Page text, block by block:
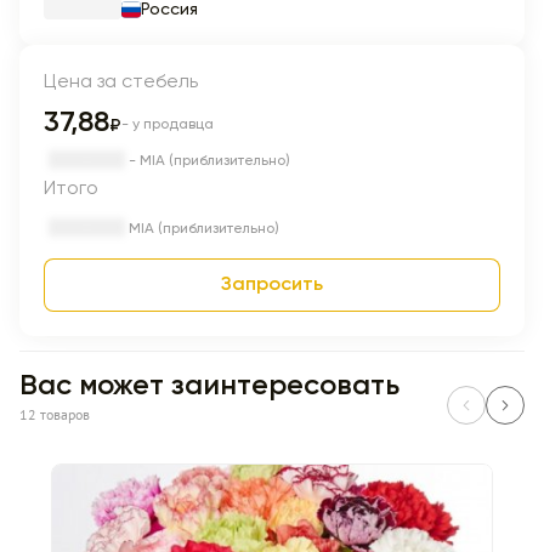
Россия
Цена за стебель
37,88₽- у продавца
- MIA (приблизительно)
Итого
MIA (приблизительно)
Запросить
Вас может заинтересовать
12 товаров